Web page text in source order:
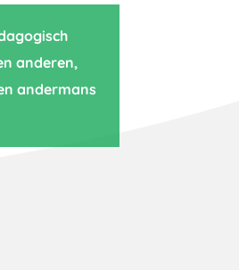
anderen,
andermans